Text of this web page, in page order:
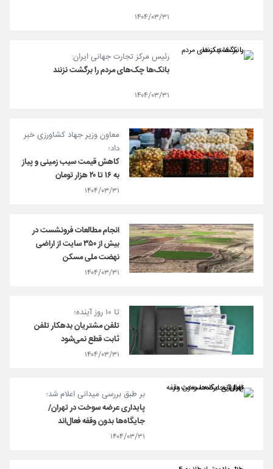
۱۴۰۴/۰۳/۳۱
رئیس مرکز تجارت جهانی ایران:
بانک‌ها چک‌های مردم را برگشت نزنند
۱۴۰۴/۰۳/۳۱
معاون وزیر جهاد کشاورزی خبر
داد؛
کاهش قیمت سیب زمینی و پیاز
به ۱۶ تا ۲۰ هزار تومان
۱۴۰۴/۰۳/۳۱
انجام مطالعات فرونشست در
بیش از ۳۵۰ سایت از اراضی
نهضت ملی مسکن
۱۴۰۴/۰۳/۳۱
تا ۱۰ روز آینده؛
تلفن مشتریان بدهکار تلفن
ثابت قطع نمی‌شود
۱۴۰۴/۰۳/۳۱
بر طبق بررسی میدانی اعلام شد؛
پایداری عرضه سوخت در تهران/
جایگاه‌ها بدون وقفه فعال‌اند
۱۴۰۴/۰۳/۳۱